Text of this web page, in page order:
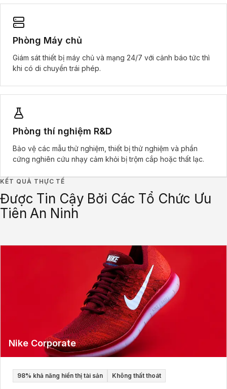
Phòng Máy chủ
Giám sát thiết bị máy chủ và mạng 24/7 với cảnh báo tức thì
khi có di chuyển trái phép.
Phòng thí nghiệm R&D
Bảo vệ các mẫu thử nghiệm, thiết bị thử nghiệm và phần
cứng nghiên cứu nhạy cảm khỏi bị trộm cắp hoặc thất lạc.
KẾT QUẢ THỰC TẾ
Được Tin Cậy Bởi Các Tổ Chức Ưu
Tiên An Ninh
Nike Corporate
98% khả năng hiển thị tài sản Không thất thoát